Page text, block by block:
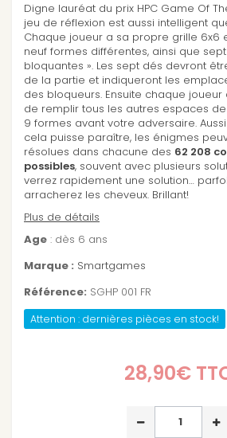
Digne lauréat du prix HPC Game Of
jeu de réflexion est aussi intelligent
Chaque joueur a sa propre grille 6x6
neuf formes différentes, ainsi que
bloquantes ». Les sept dés devront
de la partie et indiqueront les
des bloqueurs. Ensuite chaque
de remplir tous les autres espaces
9 formes avant votre adversaire.
cela puisse paraître, les énigmes
résolues dans chacune des 62 208
possibles, souvent avec plusieurs
verrez rapidement une solution…
arracherez les cheveux. Brillant!
Plus de détails
Age : dès 6 ans
Marque : Smartgames
Référence: SGHP 001 FR
Attention : dernières pièces en stock!
28,90€